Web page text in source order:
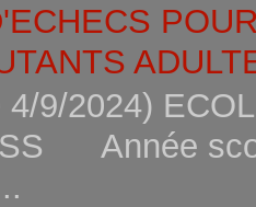
9/2024)
Année